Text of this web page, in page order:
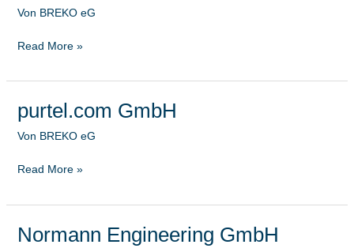
Von BREKO eG
Read More »
purtel.com GmbH
Von BREKO eG
purtel.com
GmbH
Read More »
Normann Engineering GmbH
Normann